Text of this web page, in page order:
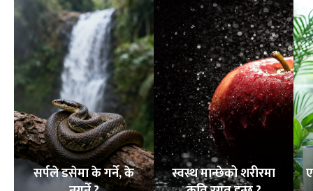
सर्पले डसेमा के गर्ने, के
स्वस्थ मान्छेको शरीरमा